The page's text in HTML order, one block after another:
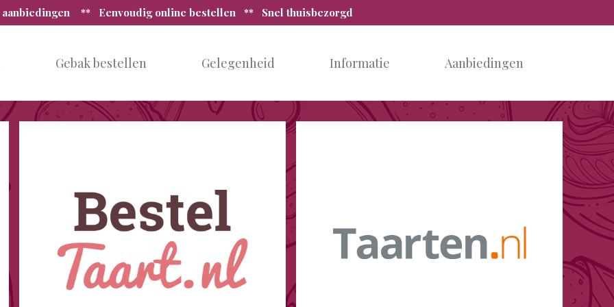
aanbiedingen ** Eenvoudig online bestellen ** Snel thuisbezorgd
Gebak bestellen Gelegenheid Informatie Aanbiedingen